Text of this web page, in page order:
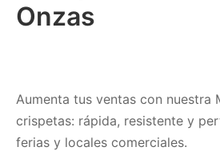
Onzas
Aumenta tus ventas con nuestra
crispetas: rápida, resistente y
ferias y locales comerciales.